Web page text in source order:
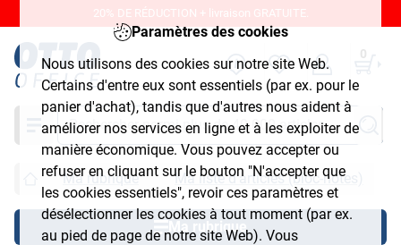
Paramètres des cookies
Nous utilisons des cookies sur notre site Web.
Certains d'entre eux sont essentiels (par ex. pour le
panier d'achat), tandis que d'autres nous aident à
améliorer nos services en ligne et à les exploiter de
manière économique. Vous pouvez accepter ou
refuser en cliquant sur le bouton "N'accepter que
les cookies essentiels", revoir ces paramètres et
désélectionner les cookies à tout moment (par ex.
au pied de page de notre site Web). Vous
20% DE RÉDUCTION + livraison GRATUITE.
0
Chercher
Ma rubrique Ma liste d'articles (bloc-notes)
Ma rubrique